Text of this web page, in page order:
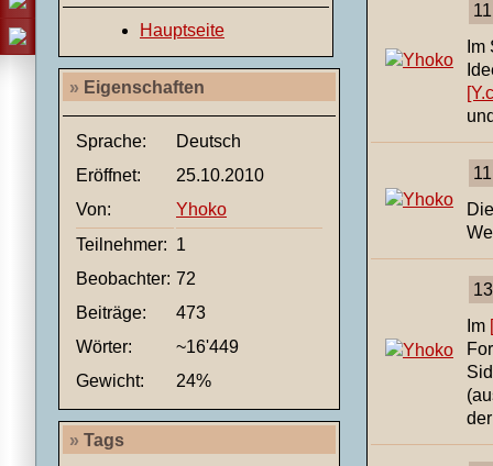
Hauptseite
» Eigenschaften
Sprache:
Deutsch
Eröffnet:
25.10.2010
Von:
Yhoko
Teilnehmer: 1
Beobachter: 72
Beiträge:
473
Wörter:
~16'449
Gewicht:
24%
» Tags
Im